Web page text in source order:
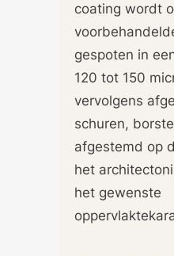
coating wordt
gespoten in
120 tot 150
vervolgens
schuren,
afgestemd op
het
het gewenste